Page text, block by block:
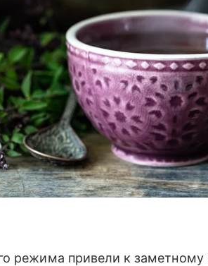
режима привели к